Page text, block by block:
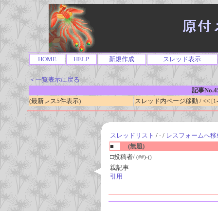
HOME HELP 新規作成 スレッド表示
＜一覧表示に戻る
記事
(最新レス5件表示)
スレッド内ページ移動 / <<
スレッドリスト / - / レスフォームへ移
■
(無題)
□投稿者/ (##)-()
親記事
引用